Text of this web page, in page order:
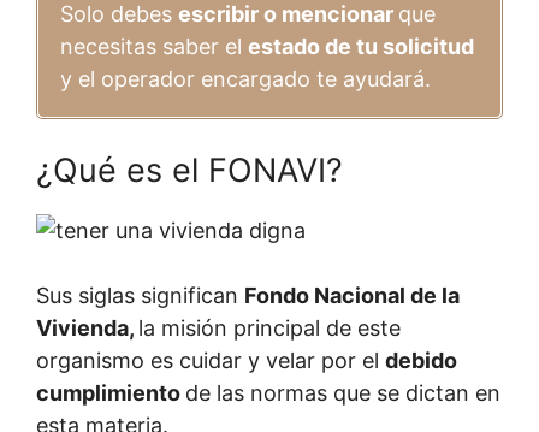
Solo debes escribir o mencionar que
necesitas saber el estado de tu solicitud
y el operador encargado te ayudará.
¿Qué es el FONAVI?
Sus siglas significan Fondo Nacional de la
Vivienda, la misión principal de este
organismo es cuidar y velar por el debido
cumplimiento de las normas que se dictan en
esta materia.